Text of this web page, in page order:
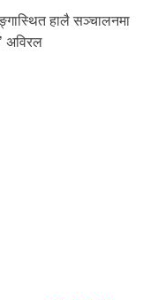
हालै सञ्चालनमा
अविरल